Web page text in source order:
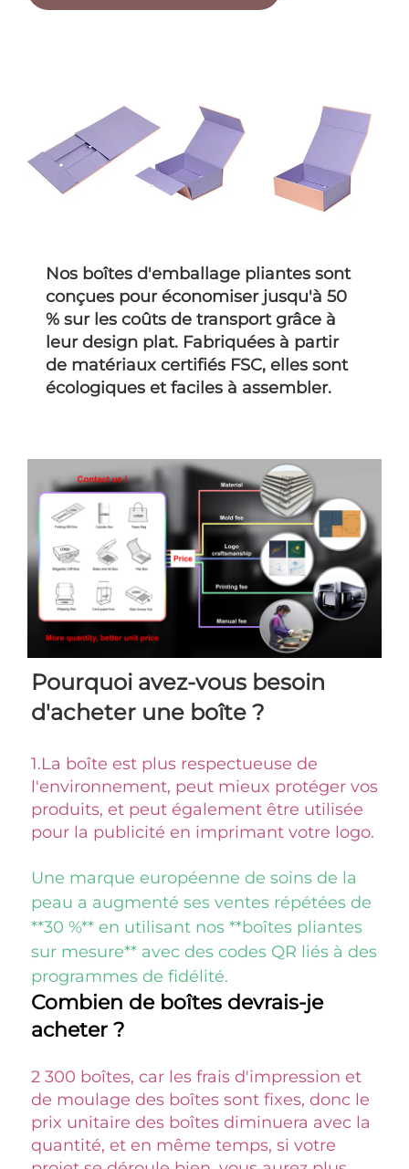
Nos boîtes d'emballage pliantes sont
conçues pour économiser jusqu'à 50
% sur les coûts de transport grâce à
leur design plat. Fabriquées à partir
de matériaux certifiés FSC, elles sont
écologiques et faciles à assembler.
Pourquoi avez-vous besoin
d'acheter une boîte ?
1.La boîte est plus respectueuse de
l'environnement, peut mieux protéger vos
produits, et peut également être utilisée
Une marque européenne de soins de la
peau a augmenté ses ventes répétées de
**30 %** en utilisant nos **boîtes pliantes
sur mesure** avec des codes QR liés à des
programmes de fidélité.
Combien de boîtes devrais-je
acheter ?
2 300 boîtes, car les frais d'impression et
de moulage des boîtes sont fixes, donc le
prix unitaire des boîtes diminuera avec la
quantité, et en même temps, si votre